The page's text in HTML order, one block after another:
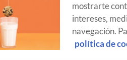
, Bilbao es pura fiesta. Porque
de conciertos, bailes, deporte,
mostrarte
intereses,
navegación.
política de